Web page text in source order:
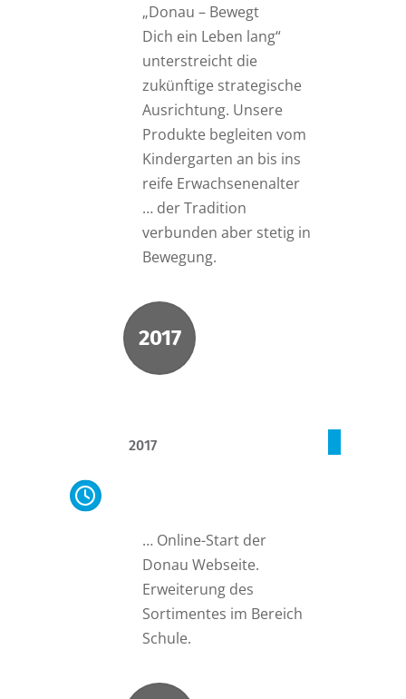
„Donau – Bewegt
Dich ein Leben lang“
unterstreicht die
zukünftige strategische
Ausrichtung. Unsere
Produkte begleiten vom
Kindergarten an bis ins
reife Erwachsenenalter
… der Tradition
verbunden aber stetig in
Bewegung.
2017
2017
… Online-Start der
Donau Webseite.
Erweiterung des
Sortimentes im Bereich
Schule.